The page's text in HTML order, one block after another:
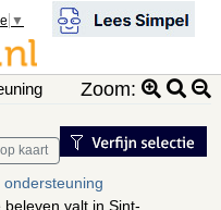
▼
Zoom:
kaart
ondersteuning
valt in Sint-